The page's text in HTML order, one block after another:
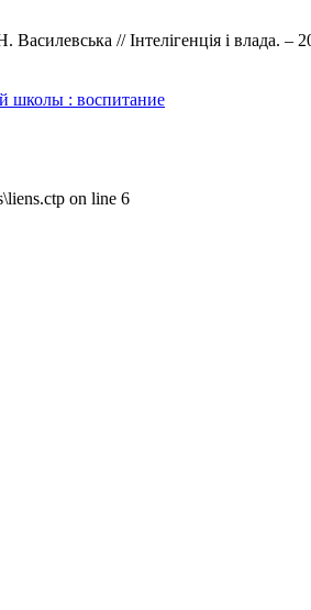
Василевська // Інтелігенція і влада.
школы : воспитание
on line 6